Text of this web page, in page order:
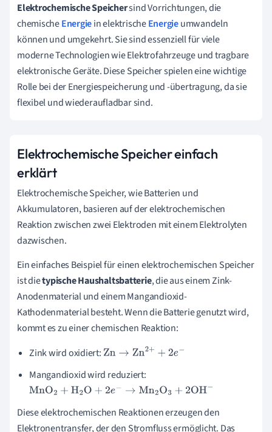
Elektrochemische Speichersind Vorrichtungen, die
chemischeEnergiein elektrischeEnergieumwandeln
können und umgekehrt. Sie sind essenziell für viele
moderne Technologien wie Elektrofahrzeuge und tragbare
elektronische Geräte. Diese Speicher spielen eine wichtige
Rolle bei der Energiespeicherung und -übertragung, da sie
flexibel und wiederaufladbar sind.
Elektrochemische Speicher einfach
erklärt
Elektrochemische Speicher, wie Batterien und
Akkumulatoren, basieren auf der elektrochemischen
Reaktion zwischen zwei Elektroden mit einem Elektrolyten
dazwischen.
Ein einfaches Beispiel für einen elektrochemischen Speicher
ist dietypische Haushaltsbatterie, die aus einem Zink-
Anodenmaterial und einem Mangandioxid-
Kathodenmaterial besteht. Wenn die Batterie genutzt wird,
kommt es zu einer chemischen Reaktion:
Zink wird oxidiert: Zn→Zn 2++2e−
Mangandioxid wird reduziert:
MnO2+ H2 O+2e− →Mn2O 3+2 OH−
Diese elektrochemischen Reaktionen erzeugen den
Elektronentransfer, der den Stromfluss ermöglicht. Das